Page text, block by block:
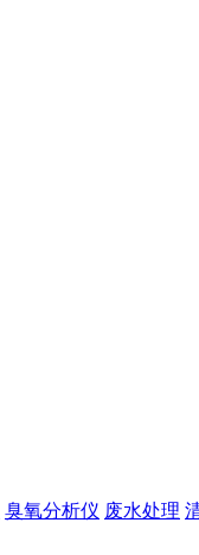
臭氧分析仪 废水处理